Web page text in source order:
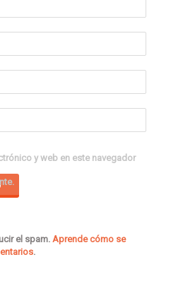
y web en este navegador
el spam. Aprende cómo se
.